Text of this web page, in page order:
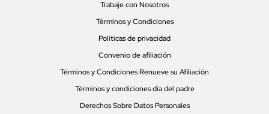
Trabaje con Nosotros
Términos y Condiciones
Políticas de privacidad
Convenio de afiliación
Términos y Condiciones Renueve su Afiliación
Términos y condiciones día del padre
Derechos Sobre Datos Personales